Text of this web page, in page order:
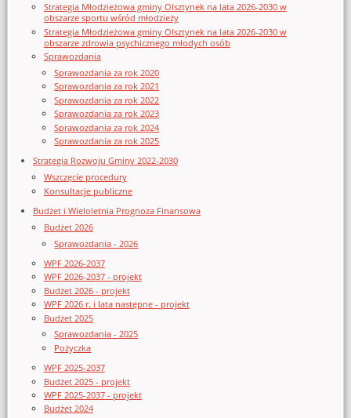
Strategia Młodzieżowa gminy Olsztynek na lata 2026-2030 w
obszarze sportu wśród młodzieży
Strategia Młodzieżowa gminy Olsztynek na lata 2026-2030 w
obszarze zdrowia psychicznego młodych osób
Sprawozdania
Sprawozdania za rok 2020
Sprawozdania za rok 2021
Sprawozdania za rok 2022
Sprawozdania za rok 2023
Sprawozdania za rok 2024
Sprawozdania za rok 2025
Strategia Rozwoju Gminy 2022-2030
Wszczęcie procedury
Konsultacje publiczne
Budżet i Wieloletnia Prognoza Finansowa
Budżet 2026
Sprawozdania - 2026
WPF 2026-2037
WPF 2026-2037 - projekt
Budżet 2026 - projekt
WPF 2026 r. i lata następne - projekt
Budżet 2025
Sprawozdania - 2025
Pożyczka
WPF 2025-2037
Budżet 2025 - projekt
WPF 2025-2037 - projekt
Budżet 2024